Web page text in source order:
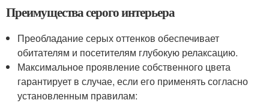
Преимущества серого интерьера
Преобладание серых оттенков обеспечивает
обитателям и посетителям глубокую релаксацию.
Максимальное проявление собственного цвета
гарантирует в случае, если его применять согласно
установленным правилам: